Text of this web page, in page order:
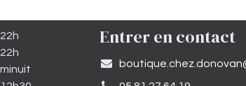
Entrer en contact